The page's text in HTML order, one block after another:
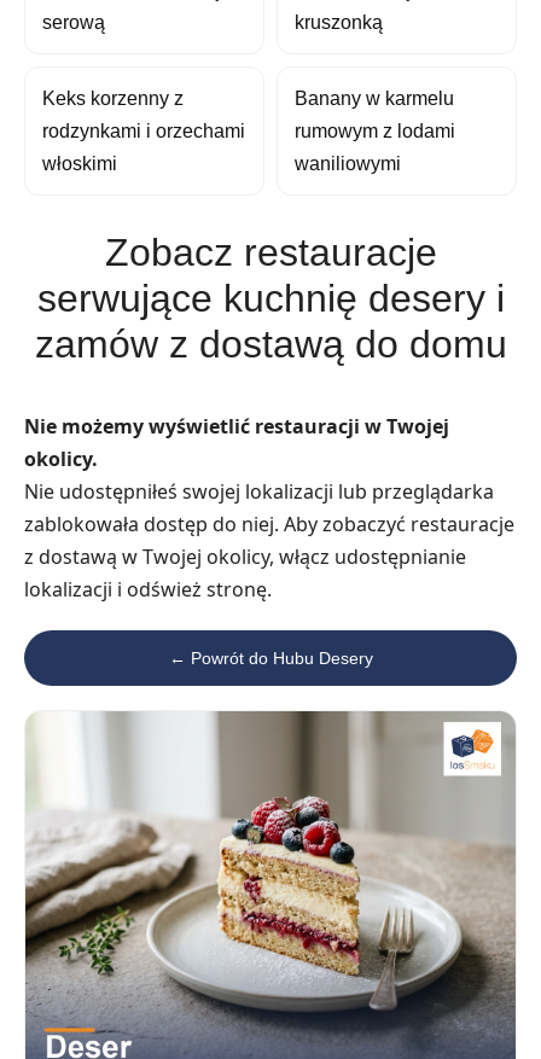
serową
kruszonką
Keks korzenny z
rodzynkami i orzechami
włoskimi
Banany w karmelu
rumowym z lodami
waniliowymi
Zobacz restauracje
serwujące kuchnię desery i
zamów z dostawą do domu
Nie możemy wyświetlić restauracji w Twojej
okolicy.
Nie udostępniłeś swojej lokalizacji lub przeglądarka
zablokowała dostęp do niej. Aby zobaczyć restauracje
z dostawą w Twojej okolicy, włącz udostępnianie
lokalizacji i odśwież stronę.
← Powrót do Hubu Desery